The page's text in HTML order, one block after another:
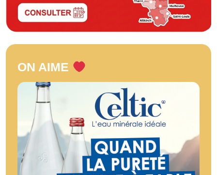
ON AIME